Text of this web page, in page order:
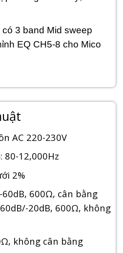
có 3 band Mid sweep
EQ CH5-8 cho Mico
AC 220-230V
80-12,000Hz
2%
60dB, 600Ω, cân bằng
20dB, 600Ω, không
không cân bằng